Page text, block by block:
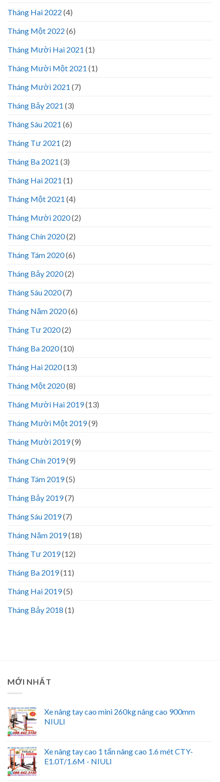
Tháng Hai 2022 (4)
Tháng Một 2022 (6)
Tháng Mười Hai 2021 (1)
Tháng Mười Một 2021 (1)
Tháng Mười 2021 (7)
Tháng Bảy 2021 (3)
Tháng Sáu 2021 (6)
Tháng Tư 2021 (2)
Tháng Ba 2021 (3)
Tháng Hai 2021 (1)
Tháng Một 2021 (4)
Tháng Mười 2020(2)
Tháng Chín 2020(2)
Tháng Tám 2020(6)
Tháng Bảy 2020(2)
Tháng Sáu 2020(7)
Tháng Năm 2020(6)
Tháng Tư 2020(2)
Tháng Ba 2020(10)
Tháng Hai 2020(13)
Tháng Một 2020(8)
Tháng Mười Hai 2019(13)
Tháng Mười Một 2019(9)
Tháng Mười 2019(9)
Tháng Chín 2019(9)
Tháng Tám 2019(5)
Tháng Bảy 2019(7)
Tháng Sáu 2019(7)
Tháng Năm 2019(18)
Tháng Tư 2019(12)
Tháng Ba 2019(11)
Tháng Hai 2019(5)
Tháng Bảy 2018 (1)
MỚI NHẤT
Xe nâng tay cao mini 260kg nâng cao 900mm
NIULI
Xe nâng tay cao 1 tấn nâng cao 1.6 mét CTY-
E1.0T/1.6M - NIULI